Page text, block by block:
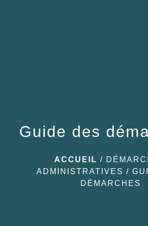
Guide des
ACCUEIL /
ADMINISTRATIVES /
DÉMARCHES